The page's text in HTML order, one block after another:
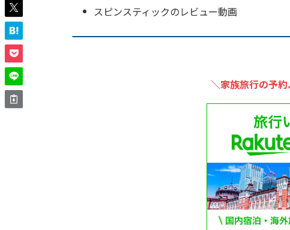
スピンスティックのレビュー動画
＼家族旅行の予